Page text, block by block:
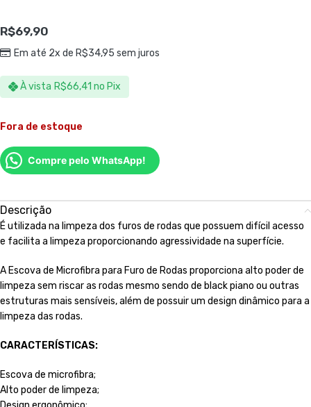
R$69,90
Em até 2x de R$34,95 sem juros
À vista R$66,41 no Pix
Fora de estoque
Compre pelo WhatsApp!
Descrição
É utilizada na limpeza dos furos de rodas que possuem difícil acesso
e facilita a limpeza proporcionando agressividade na superfície.
A Escova de Microfibra para Furo de Rodas proporciona alto poder de
limpeza sem riscar as rodas mesmo sendo de black piano ou outras
estruturas mais sensíveis, além de possuir um design dinâmico para a
limpeza das rodas.
CARACTERÍSTICAS:
Escova de microfibra;
Alto poder de limpeza;